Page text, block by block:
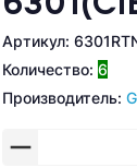
Артикул:
Количество: 6
Производитель: